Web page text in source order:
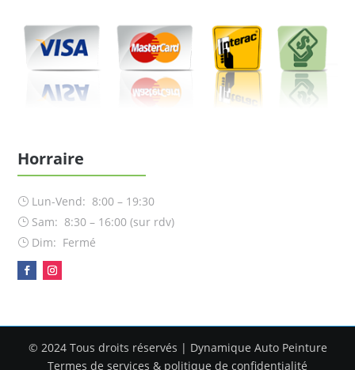
Horraire
} Lun-Vend: 8:00 – 19:30
} Sam: 8:30 – 16:00 (sur rdv)
} Dim: Fermé
© 2024 Tous droits réservés | Dynamique Auto Peinture
Termes de services & politique de confidentialité